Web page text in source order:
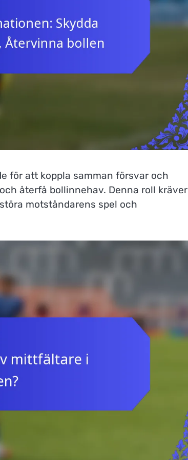
för att koppla samman försvar och
återfå bollinnehav. Denna roll kräver
motståndarens spel och